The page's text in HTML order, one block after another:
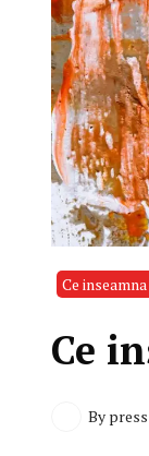
Ce
Ce
By press